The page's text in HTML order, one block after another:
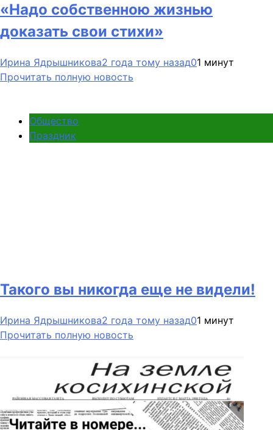
«Надо собственною жизнью
доказать свои стихи»
Ирина Ядрышникова2 года тому назад01 минут
Прочитать полную новость
Общество
Праздник
Такого вы никогда еще не видели!
Ирина Ядрышникова2 года тому назад01 минут
Прочитать полную новость